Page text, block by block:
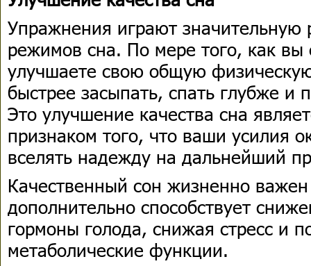
Упражнения играют значительную
режимов сна. По мере того, как вы
улучшаете свою общую
быстрее засыпать, спать глубже и
Это улучшение качества сна
признаком того, что ваши усилия
вселять надежду на дальнейший
Качественный сон жизненно
дополнительно способствует
гормоны голода, снижая стресс и
метаболические функции.